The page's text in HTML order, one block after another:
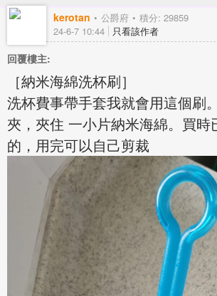
kerotan 公爵府 積分: 29859
24-6-7 10:44 只看該作者
回覆樓主:
［納米海綿洗杯刷］
洗杯費事帶手套我就會用這個刷
夾，夾住 一小片納米海綿。買時
的，用完可以自己剪裁